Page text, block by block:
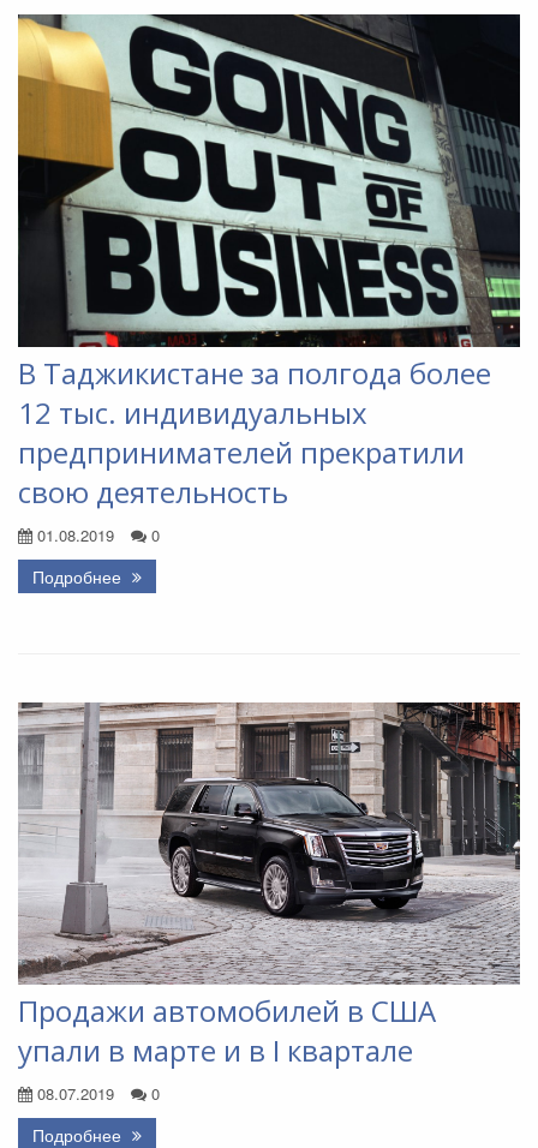
В Таджикистане за полгода более
12 тыс. индивидуальных
предпринимателей прекратили
свою деятельность
01.08.2019 0
Подробнее
Продажи автомобилей в США
упали в марте и в I квартале
08.07.2019 0
Подробнее